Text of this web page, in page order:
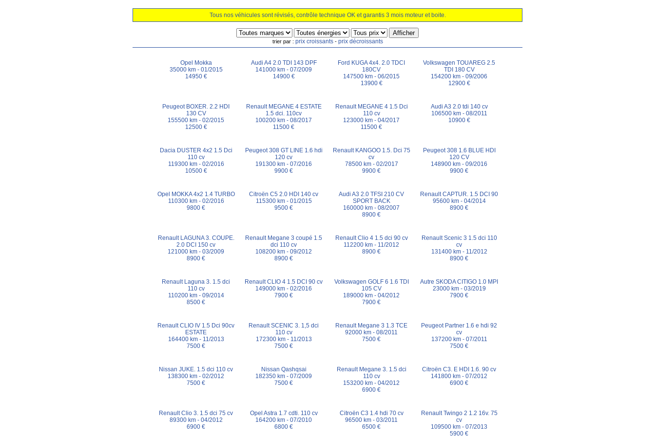
Tous nos véhicules sont révisés, contrôle technique OK et garantis 3 mois moteur et boite.
trier par : prix croissants- prix décroissants
Opel Mokka
35000 km - 01/2015
14950 €
Audi A4 2.0 TDI 143 DPF
141000 km - 07/2009
14900 €
Ford KUGA 4x4. 2.0 TDCI
180CV
147500 km - 06/2015
13900 €
Volkswagen TOUAREG 2.5
TDI 180 CV
154200 km - 09/2006
12900 €
Peugeot BOXER. 2.2 HDI
130 CV
155500 km - 02/2015
12500 €
Renault MEGANE 4 ESTATE
1.5 dci. 110cv
100200 km - 08/2017
11500 €
Renault MEGANE 4 1.5 Dci
110 cv
123000 km - 04/2017
11500 €
Audi A3 2.0 tdi 140 cv
106500 km - 08/2011
10900 €
Dacia DUSTER 4x2 1.5 Dci
110 cv
119300 km - 02/2016
10500 €
Peugeot 308 GT LINE 1.6 hdi
120 cv
191300 km - 07/2016
9900 €
Renault KANGOO 1.5. Dci 75
cv
78500 km - 02/2017
9900 €
Peugeot 308 1.6 BLUE HDI
120 CV
148900 km - 09/2016
9900 €
Opel MOKKA 4x2 1.4 TURBO
110300 km - 02/2016
9800 €
Citroën C5 2.0 HDI 140 cv
115300 km - 01/2015
9500 €
Audi A3 2.0 TFSI 210 CV
SPORT BACK
160000 km - 08/2007
8900 €
Renault CAPTUR. 1.5 DCI 90
95600 km - 04/2014
8900 €
Renault LAGUNA 3. COUPE.
2.0 DCI 150 cv
121000 km - 03/2009
8900 €
Renault Megane 3 coupé 1.5
dci 110 cv
108200 km - 09/2012
8900 €
Renault Clio 4 1.5 dci 90 cv
112200 km - 11/2012
8900 €
Renault Scenic 3 1.5 dci 110
cv
131400 km - 11/2012
8900 €
Renault Laguna 3. 1.5 dci
110 cv
110200 km - 09/2014
8500 €
Renault CLIO 4 1.5 DCI 90 cv
149000 km - 02/2016
7900 €
Volkswagen GOLF 6 1.6 TDI
105 CV
189000 km - 04/2012
7900 €
Autre SKODA CITIGO 1.0 MPI
23000 km - 03/2019
7900 €
Renault CLIO IV 1.5 Dci 90cv
ESTATE
164400 km - 11/2013
7500 €
Renault SCENIC 3. 1,5 dci
110 cv
172300 km - 11/2013
7500 €
Renault Megane 3 1.3 TCE
92000 km - 08/2011
7500 €
Peugeot Partner 1.6 e hdi 92
cv
137200 km - 07/2011
7500 €
Nissan JUKE. 1.5 dci 110 cv
138300 km - 02/2012
7500 €
Nissan Qashqsai
182350 km - 07/2009
7500 €
Renault Megane 3. 1.5 dci
110 cv
153200 km - 04/2012
6900 €
Citroën C3. E HDI 1.6. 90 cv
141800 km - 07/2012
6900 €
Renault Clio 3. 1.5 dci 75 cv
89300 km - 04/2012
6900 €
Opel Astra 1.7 cdti. 110 cv
164200 km - 07/2010
6800 €
Citroën C3 1.4 hdi 70 cv
96500 km - 03/2011
6500 €
Renault Twingo 2 1.2 16v. 75
cv
109500 km - 07/2013
5900 €